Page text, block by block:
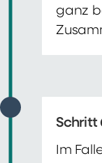
ganz
Schritt
Im